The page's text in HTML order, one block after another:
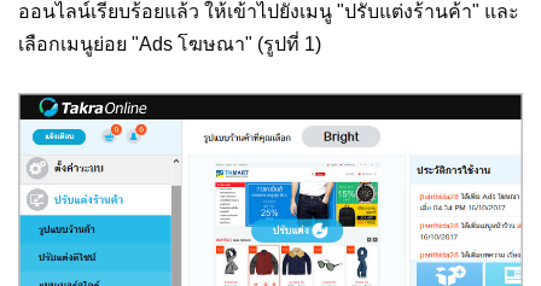
ออนไลน์เรียบร้อยแล้ว ให้เข้าไปยังเมนู "ปรับแต่งร้านค้า" และ
เลือกเมนูย่อย "Ads โฆษณา" (รูปที่ 1)